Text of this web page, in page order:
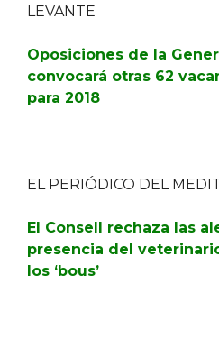
LEVANTE
Oposiciones de la
convocará otras 62
para 2018
EL PERIÓDICO DEL
El Consell rechaza las
presencia del
los ‘bous’